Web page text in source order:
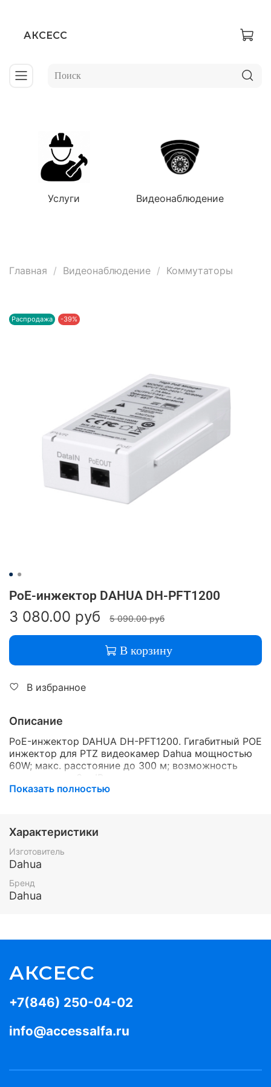
АКСЕСС
Услуги Видеонаблюдение
Главная Видеонаблюдение Коммутаторы
Распродажа -39%
PoE-инжектор DAHUA DH-PFT1200
3 080.00 руб 5 090.00 руб
В корзину
В избранное
Описание
PoE-инжектор DAHUA DH-PFT1200. Гигабитный РОЕ
инжектор для PTZ видеокамер Dahua мощностью
60W; макс. расстояние до 300 м; возможность
работа с PFT1300.
Показать полностью
Характеристики
Изготовитель
Dahua
Бренд
Dahua
+7(846) 250-04-02
info@accessalfa.ru
АКСЕСС